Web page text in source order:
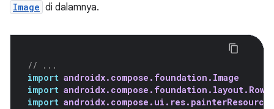
Image di dalamnya.
// ...
import androidx.compose.foundation.Image
import androidx.compose.foundation.layout.Row
import androidx.compose.ui.res.painterResource